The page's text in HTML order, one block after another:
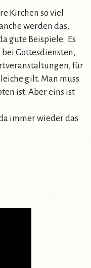
Kirchen so viel
werden das,
gute Beispiele. Es
Gottesdiensten,
für
gilt. Man muss
ist. Aber eins ist
immer wieder das